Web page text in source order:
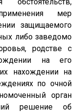
мер
защищаемого
либо заведомо
родстве с
на его
нахождении на
по очной
орган
решение об